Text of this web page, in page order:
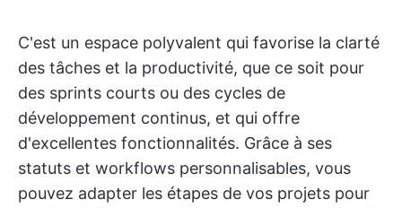
C'est un espace polyvalent qui favorise la clarté
des tâches et la productivité, que ce soit pour
des sprints courts ou des cycles de
développement continus, et qui offre
d'excellentes fonctionnalités. Grâce à ses
statuts et workflows personnalisables, vous
pouvez adapter les étapes de vos projets pour